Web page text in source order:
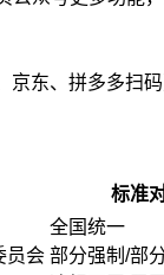
京东、拼多多扫
标准
员会
全国统一
部分强制/部